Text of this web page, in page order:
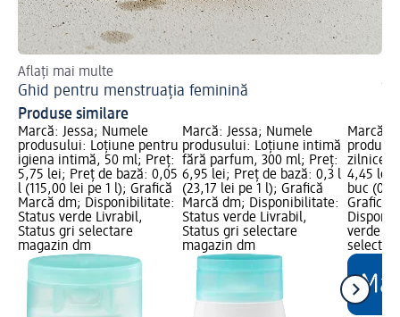
Aflați mai multe
Ghid pentru menstruația feminină
Produse similare
Marcă: Jessa; Numele
produsului: Loțiune pentru
igiena intimă, 50 ml; Preț:
5,75 lei; Preț de bază: 0,05
l (115,00 lei pe 1 l); Grafică
Marcă dm; Disponibilitate:
Status verde Livrabil,
Status gri selectare
magazin dm
Marcă: Jessa; Numele
produsului: Loțiune intimă
fără parfum, 300 ml; Preț:
6,95 lei; Preț de bază: 0,3 l
(23,17 lei pe 1 l); Grafică
Marcă dm; Disponibilitate:
Status verde Livrabil,
Status gri selectare
magazin dm
Marcă:
zilnice
4,45 lei;
buc
Grafică
verde